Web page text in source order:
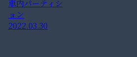
車内パーティシ
ョン
2022.03.30